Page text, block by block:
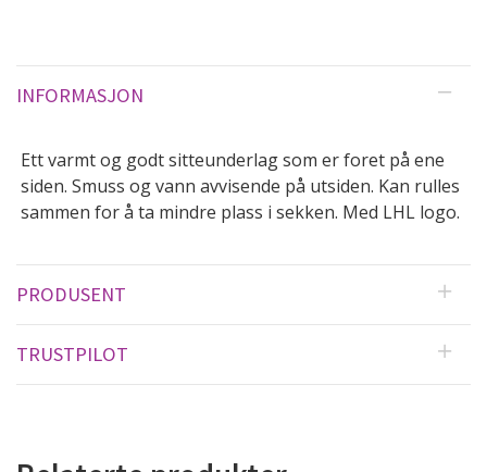
INFORMASJON
Ett varmt og godt sitteunderlag som er foret på ene
siden. Smuss og vann avvisende på utsiden. Kan rulles
sammen for å ta mindre plass i sekken. Med LHL logo.
PRODUSENT
TRUSTPILOT